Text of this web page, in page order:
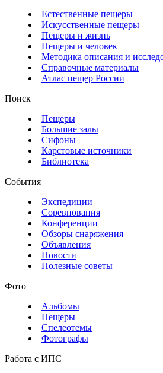
Естественные пещеры
Искусственные пещеры
Пещеры и жизнь
Пещеры и человек
Методика описания и
Справочные материалы
Атлас пещер России
Поиск
Пещеры
Большие залы
Сифоны
Карстовые источники
Библиотека
События
Экспедиции
Соревнования
Конференции
Обзоры снаряжения
Объявления
Новости
Полезные советы
Фото
Альбомы
Пещеры
Спелеотемы
Фотографы
Работа с ИПС